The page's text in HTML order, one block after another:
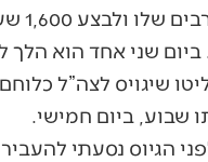
את התיקים
שני אחד הוא הלך
שיגויס לצה”ל
שבוע, ביום חמישי.
הגיוס נסעתי